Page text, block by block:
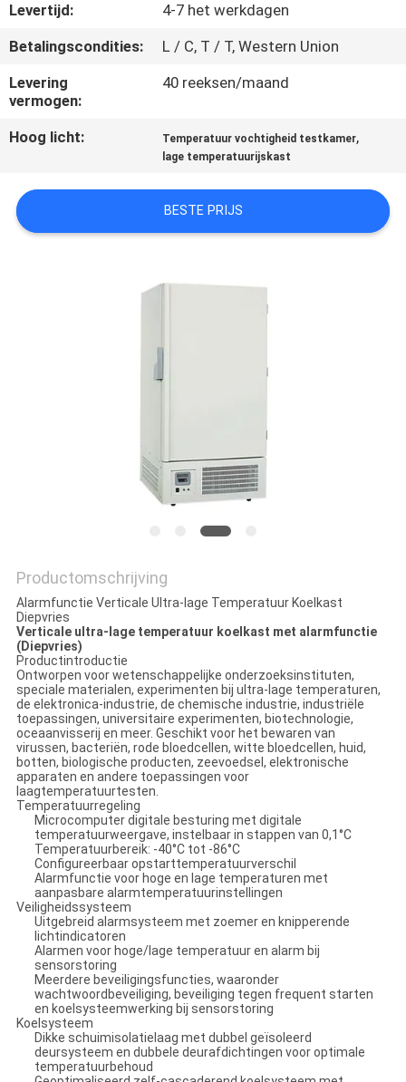
NIEUWS
VERZOEK
OM EEN
CITAAT
VR
SHOW
Levertijd:
4-7 het werkdagen
Betalingscondities:
L / C, T / T, Western Union
Levering
vermogen:
40 reeksen/maand
Hoog licht: Temperatuur vochtigheid testkamer,
lage temperatuurijskast
BESTE PRIJS
Productomschrijving
Alarmfunctie Verticale Ultra-lage Temperatuur Koelkast
Diepvries
Verticale ultra-lage temperatuur koelkast met alarmfunctie
(Diepvries)
Productintroductie
Ontworpen voor wetenschappelijke onderzoeksinstituten,
speciale materialen, experimenten bij ultra-lage temperaturen,
de elektronica-industrie, de chemische industrie, industriële
toepassingen, universitaire experimenten, biotechnologie,
oceaanvisserij en meer. Geschikt voor het bewaren van
virussen, bacteriën, rode bloedcellen, witte bloedcellen, huid,
botten, biologische producten, zeevoedsel, elektronische
apparaten en andere toepassingen voor
laagtemperatuurtesten.
Temperatuurregeling
Microcomputer digitale besturing met digitale
temperatuurweergave, instelbaar in stappen van 0,1°C
Temperatuurbereik: -40°C tot -86°C
Configureerbaar opstarttemperatuurverschil
Alarmfunctie voor hoge en lage temperaturen met
aanpasbare alarmtemperatuurinstellingen
Veiligheidssysteem
Uitgebreid alarmsysteem met zoemer en knipperende
lichtindicatoren
Alarmen voor hoge/lage temperatuur en alarm bij
sensorstoring
Meerdere beveiligingsfuncties, waaronder
wachtwoordbeveiliging, beveiliging tegen frequent starten
en koelsysteemwerking bij sensorstoring
Koelsysteem
Dikke schuimisolatielaag met dubbel geïsoleerd
deursysteem en dubbele deurafdichtingen voor optimale
temperatuurbehoud